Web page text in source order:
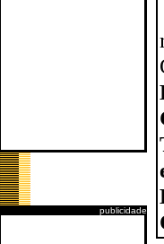
publicidade